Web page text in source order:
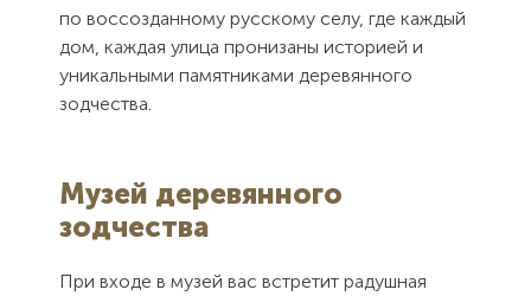
по воссозданному русскому селу, где каждый
дом, каждая улица пронизаны историей и
уникальными памятниками деревянного
зодчества.
Музей деревянного
зодчества
При входе в музей вас встретит радушная